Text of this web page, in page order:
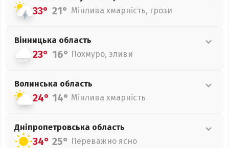
33° 21° Мінлива хмарність, грози
Вінницька область
23° 16° Похмуро, зливи
Волинська область
24° 14° Мінлива хмарність
Дніпропетровська область
34° 25° Переважно ясно